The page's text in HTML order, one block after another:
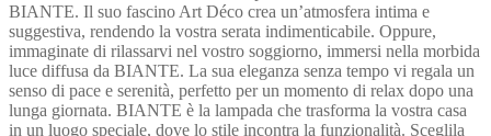
BIANTE. Il suo fascino Art Déco crea un’atmosfera intima e
suggestiva, rendendo la vostra serata indimenticabile. Oppure,
immaginate di rilassarvi nel vostro soggiorno, immersi nella morbida
luce diffusa da BIANTE. La sua eleganza senza tempo vi regala un
senso di pace e serenità, perfetto per un momento di relax dopo una
lunga giornata. BIANTE è la lampada che trasforma la vostra casa
in un luogo speciale, dove lo stile incontra la funzionalità. Sceglila